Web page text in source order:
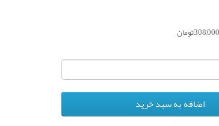
اضافه به سبد خرید